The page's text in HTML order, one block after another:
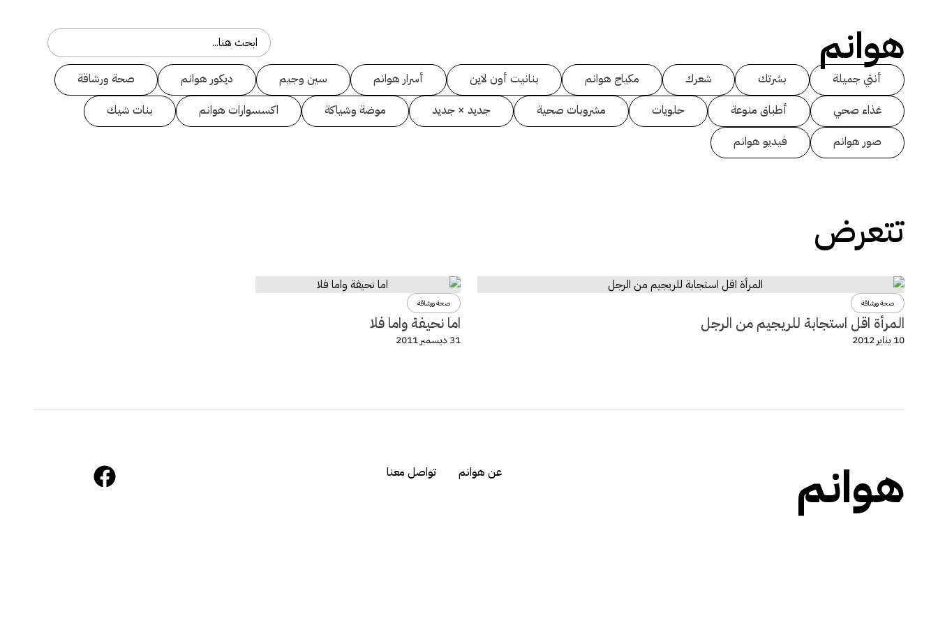
هوانم
أنتي جميلة بشرتك شعرك مكياج هوانم بنانيت أون لاين أسرار هوانم سين وجيم ديكور هوانم
صحة ورشاقة
غذاء صحي
أطباق منوعة حلويات مشروبات صحية جديد × جديد موضة وشياكة اكسسوارات هوانم
بنات شيك
صور هوانم
فيديو هوانم
تتعرض
صحة ورشاقة
المرأة اقل استجابة للريجيم من الرجل
10 يناير 2012
صحة ورشاقة
اما نحيفة واما فلا
31 ديسمبر 2011
هوانم عن هوانم تواصل معنا